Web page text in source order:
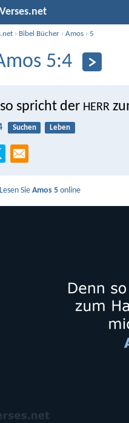
› Bibel Bücher ›Amos ›5
5:4
spricht der HERR
Suchen Leben
Lesen SieAmos 5 online